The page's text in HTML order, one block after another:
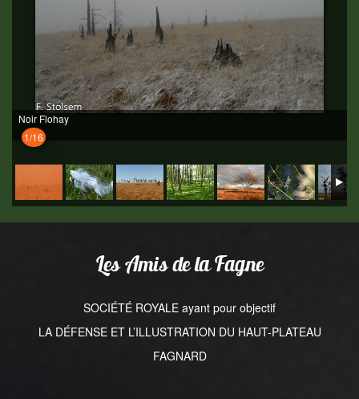
Noir Flohay
1/16
Les Amis de la Fagne
SOCIÉTÉ ROYALE ayant pour objectif
LA DÉFENSE ET L’ILLUSTRATION DU HAUT-PLATEAU
FAGNARD